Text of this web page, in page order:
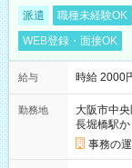
派遣 職種未経験OK
WEB登録・面接OK
給与 時給 2000
勤務地
大阪市中央
長堀橋駅
事務の